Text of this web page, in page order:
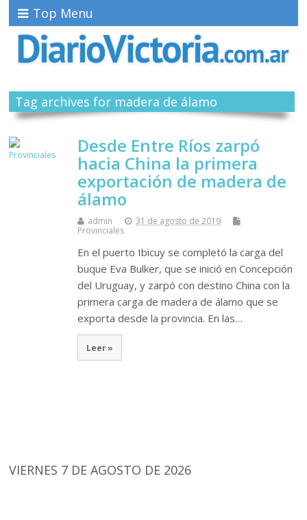
Top Menu
Tag archives for madera de álamo
Desde Entre Ríos zarpó
hacia China la primera
exportación de madera de
álamo
admin
31 de agosto de 2019
Provinciales
En el puerto Ibicuy se completó la carga del
buque Eva Bulker, que se inició en Concepción
del Uruguay, y zarpó con destino China con la
primera carga de madera de álamo que se
exporta desde la provincia. En las…
Leer »
VIERNES 7 DE AGOSTO DE 2026